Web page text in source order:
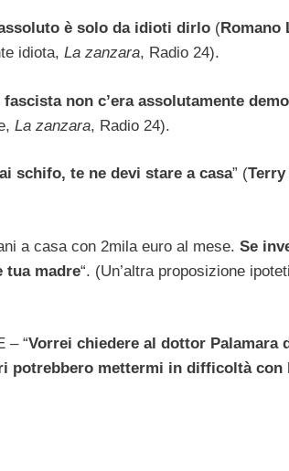
è solo da idioti dirlo (Romano
idiota, La zanzara, Radio 24).
non c’era assolutamente
La zanzara, Radio 24).
schifo, te ne devi stare a casa” (
a casa con 2mila euro al mese. Se
tua madre“. (Un’altra proposizione
– “Vorrei chiedere al dottor
potrebbero mettermi in difficoltà con